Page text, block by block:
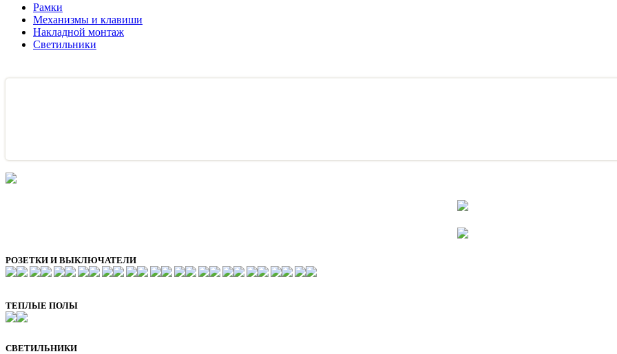
Рамки
Механизмы и клавиши
Накладной монтаж
Светильники
РОЗЕТКИ И ВЫКЛЮЧАТЕЛИ
ТЕПЛЫЕ ПОЛЫ
СВЕТИЛЬНИКИ